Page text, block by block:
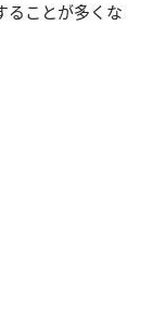
ることが多くな